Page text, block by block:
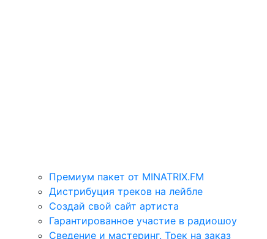
Премиум пакет от MINATRIX.FM
Дистрибуция треков на лейбле
Создай свой сайт артиста
Гарантированное участие в радиошоу
Сведение и мастеринг. Трек на заказ